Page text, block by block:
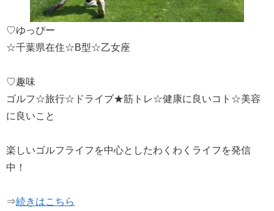
♡ゆっぴー
☆千葉県在住☆B型☆乙女座
♡趣味
ゴルフ☆旅行☆ドライブ★筋トレ☆健康に良いコト☆美容
に良いこと
楽しいゴルフライフを中心としたわくわくライフを発信
中！
⇒続きはこちら